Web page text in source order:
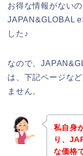
お得な情報がない
JAPAN&GLOBAL
した♪
なので、
は、下記ページな
ません。
私自身
り、
な価格